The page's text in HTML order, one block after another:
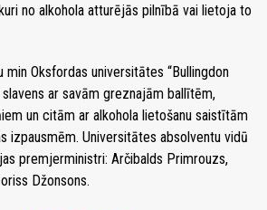
no alkohola atturējās pilnībā vai lietoja to
min Oksfordas universitātes “Bullingdon
ar savām greznajām ballītēm,
un citām ar alkohola lietošanu saistītām
izpausmēm. Universitātes absolventu vidū
premjerministri: Arčibalds Primrouzs,
Džonsons.